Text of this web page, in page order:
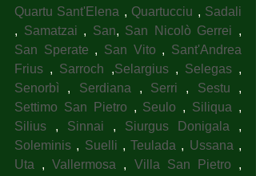
Quartu Sant'Elena , Quartucciu , Sadali
, Samatzai , San, San Nicolò Gerrei
San Sperate , San Vito , Sant'Andrea
Frius , Sarroch ,Selargius , Selegas
Senorbì , Serdiana , Serri , Sestu
Settimo San Pietro , Seulo , Siliqua
Silius , Sinnai , Siurgus Donigala
Soleminis , Suelli , Teulada , Ussana
Uta , Vallermosa , Villa San Pietro